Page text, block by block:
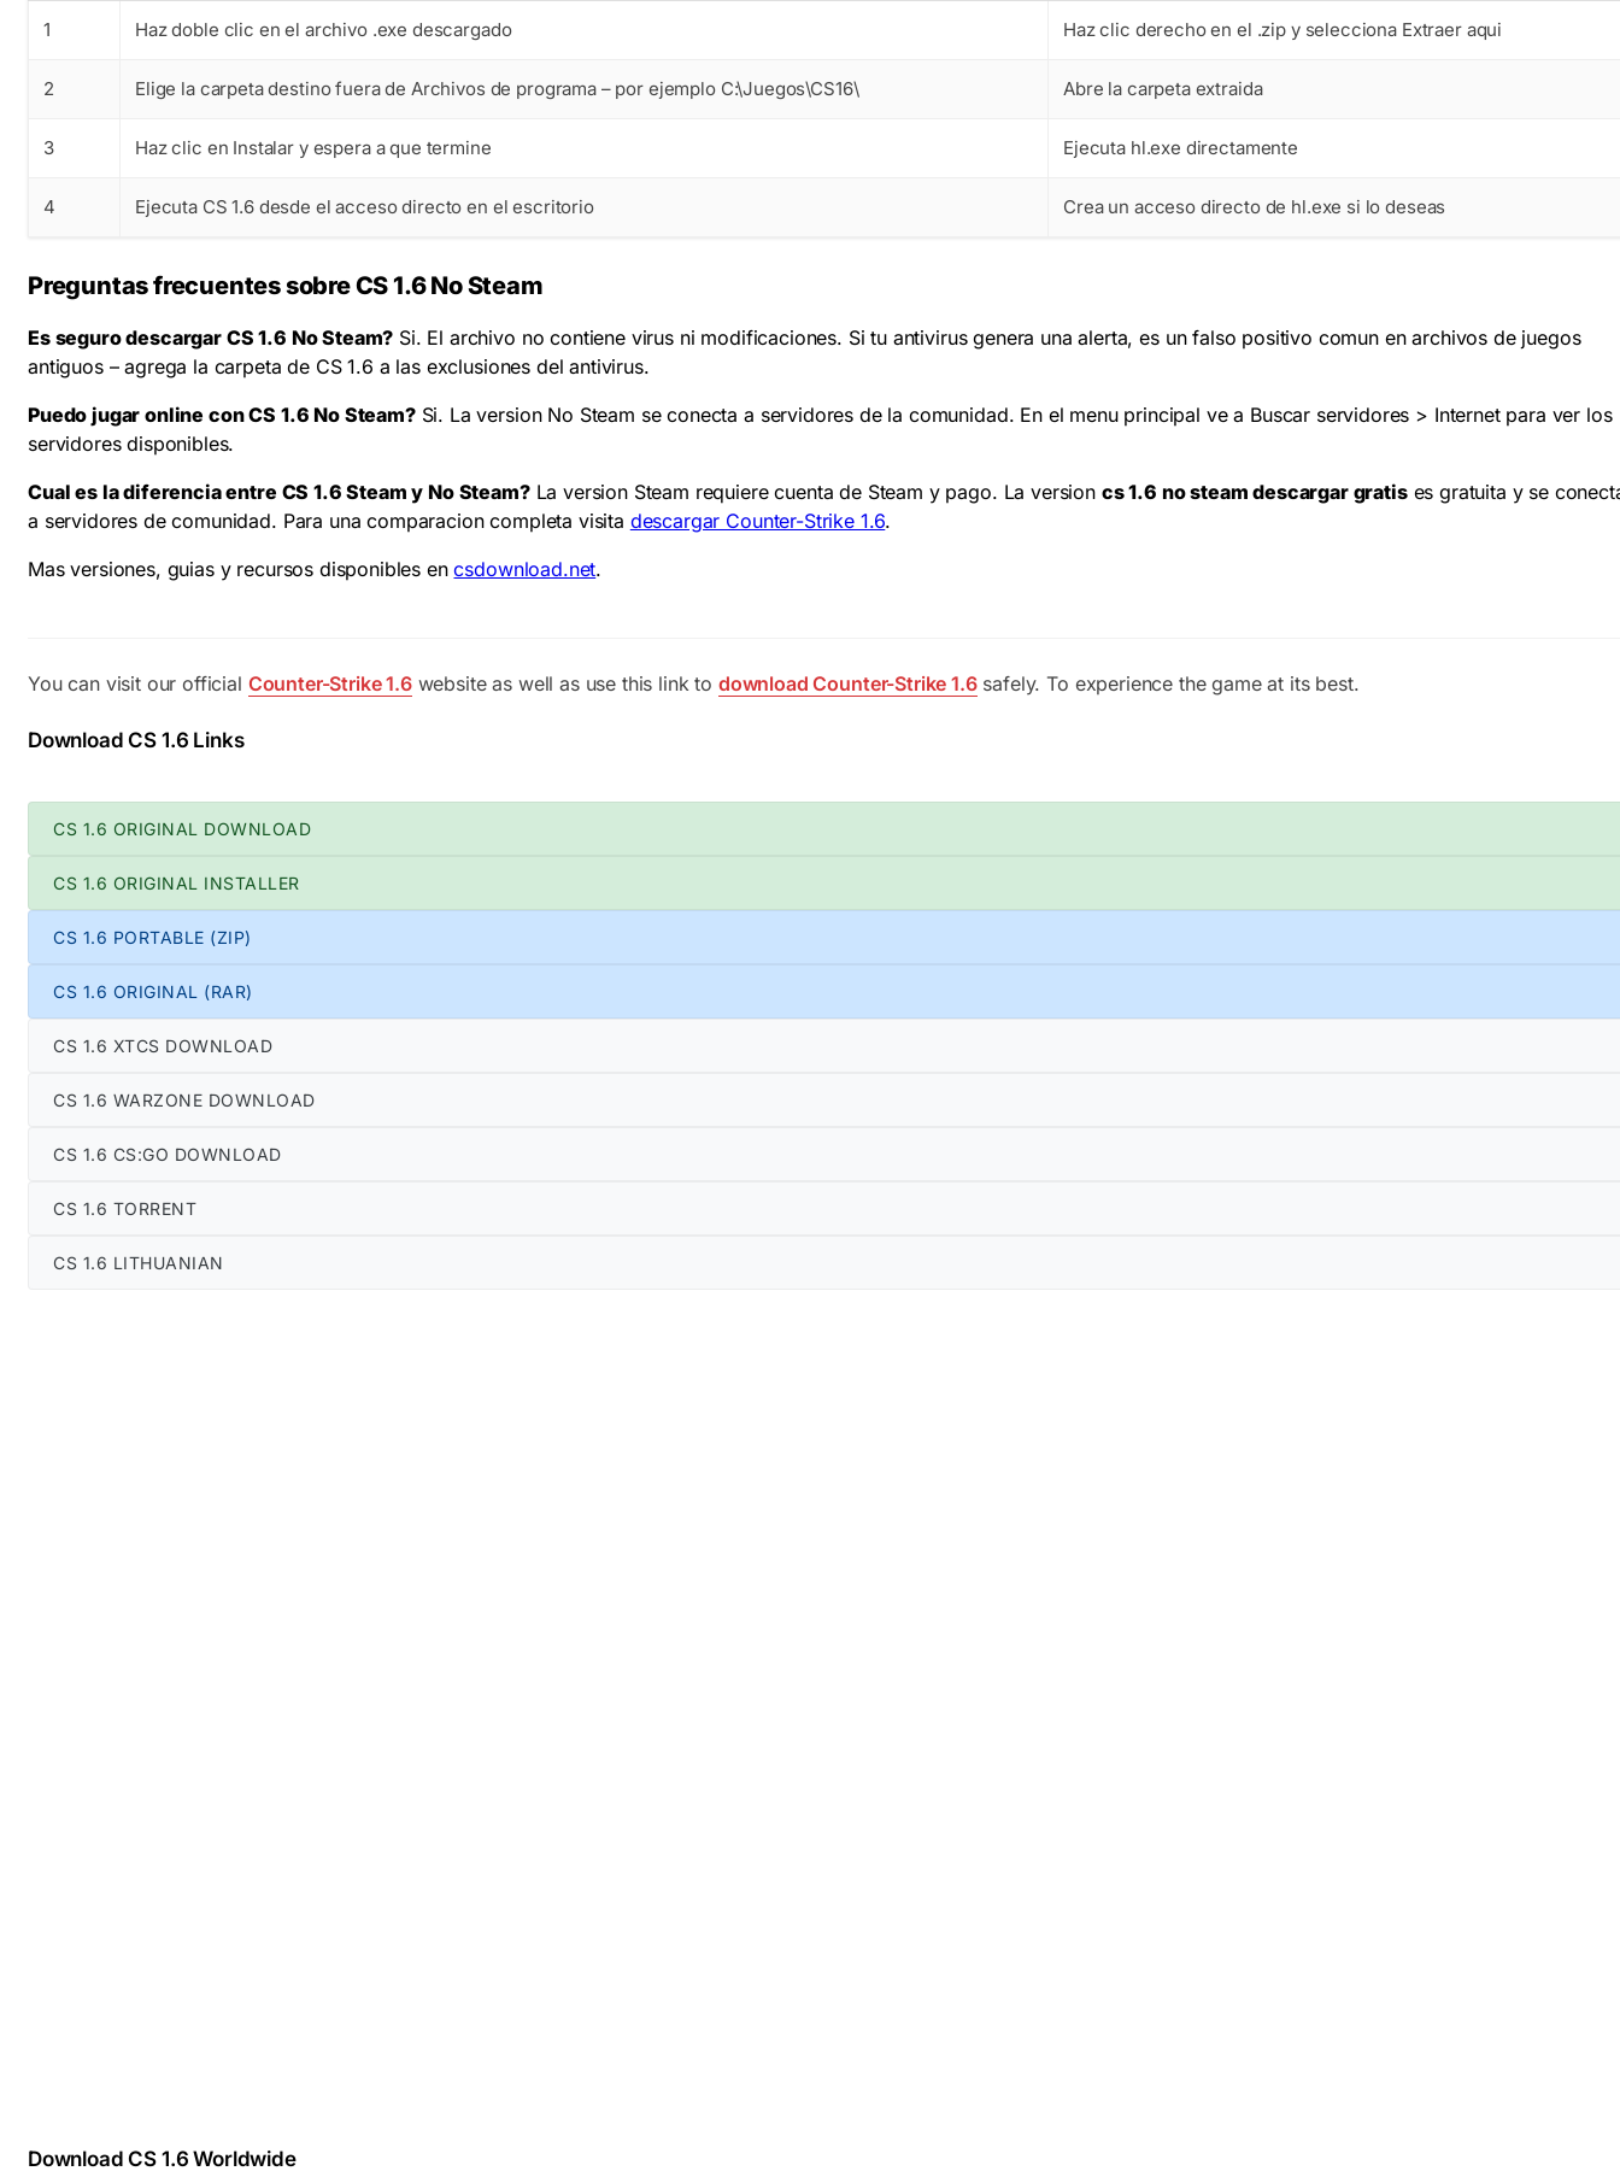
1 Haz doble clic en el archivo .exe descargado Haz clic derecho en el .zip y selecciona Extraer aqui
2 Elige la carpeta destino fuera de Archivos de programa – por ejemplo C:\Juegos\CS16\ Abre la carpeta extraida
3 Haz clic en Instalar y espera a que termine Ejecuta hl.exe directamente
4 Ejecuta CS 1.6 desde el acceso directo en el escritorio Crea un acceso directo de hl.exe si lo deseas
Preguntas frecuentes sobre CS 1.6 No Steam
Es seguro descargar CS 1.6 No Steam? Si. El archivo no contiene virus ni modificaciones. Si tu antivirus genera una alerta, es un falso positivo comun en archivos de juegos
antiguos – agrega la carpeta de CS 1.6 a las exclusiones del antivirus.
Puedo jugar online con CS 1.6 No Steam?Si. La version No Steam se conecta a servidores de la comunidad. En el menu principal ve a Buscar servidores > Internet para ver los
servidores disponibles.
Cual es la diferencia entre CS 1.6 Steam y No Steam?La version Steam requiere cuenta de Steam y pago. La version cs 1.6 no steam descargar gratises gratuita y se
a servidores de comunidad. Para una comparacion completa visita descargar Counter-Strike 1.6.
Mas versiones, guias y recursos disponibles encsdownload.net.
You can visit our official Counter-Strike 1.6website as well as use this link to download Counter-Strike 1.6safely. To experience the game at its best.
Download CS 1.6 Links
CS 1.6 ORIGINAL DOWNLOAD
CS 1.6 ORIGINAL INSTALLER
CS 1.6 PORTABLE (ZIP)
CS 1.6 ORIGINAL (RAR)
CS 1.6 XTCS DOWNLOAD
CS 1.6 WARZONE DOWNLOAD
CS 1.6 CS:GO DOWNLOAD
CS 1.6 TORRENT
CS 1.6 LITHUANIAN
Download CS 1.6 Worldwide